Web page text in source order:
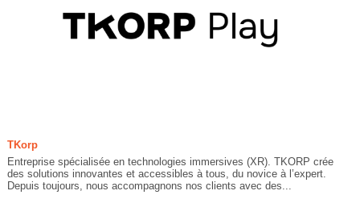
TKorp
Entreprise spécialisée en technologies immersives (XR). TKORP crée
des solutions innovantes et accessibles à tous, du novice à l’expert.
Depuis toujours, nous accompagnons nos clients avec des...